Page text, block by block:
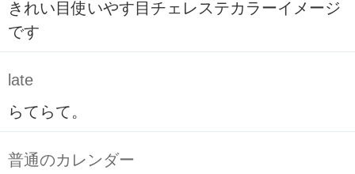
きれい目使いやす目チェレステカラーイメージ
です
late
らてらて。
普通のカレンダー